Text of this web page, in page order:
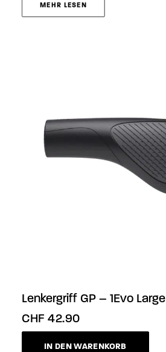
MEHR LESEN
Lenkergriff GP – 1Evo Large
CHF 42.90
IN DEN WARENKORB